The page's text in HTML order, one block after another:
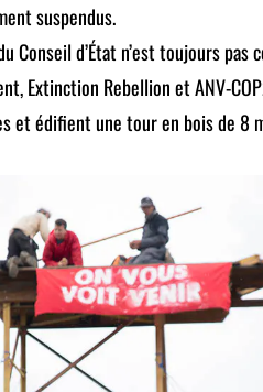
suspendus.
Conseil d’État n’est toujours
Extinction Rebellion et ANV-
et édifient une tour en bois de 8